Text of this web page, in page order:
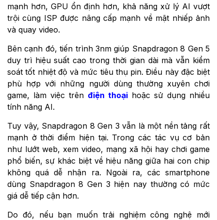
mạnh hơn, GPU ổn định hơn, khả năng xử lý AI vượt
trội cùng ISP được nâng cấp mạnh về mặt nhiếp ảnh
và quay video.
Bên cạnh đó, tiến trình 3nm giúp Snapdragon 8 Gen 5
duy trì hiệu suất cao trong thời gian dài mà vẫn kiểm
soát tốt nhiệt độ và mức tiêu thụ pin. Điều này đặc biệt
phù hợp với những người dùng thường xuyên chơi
game, làm việc trên điện thoại hoặc sử dụng nhiều
tính năng AI.
Tuy vậy, Snapdragon 8 Gen 3 vẫn là một nền tảng rất
mạnh ở thời điểm hiện tại. Trong các tác vụ cơ bản
như lướt web, xem video, mạng xã hội hay chơi game
phổ biến, sự khác biệt về hiệu năng giữa hai con chip
không quá dễ nhận ra. Ngoài ra, các smartphone
dùng Snapdragon 8 Gen 3 hiện nay thường có mức
giá dễ tiếp cận hơn.
Do đó, nếu bạn muốn trải nghiệm công nghệ mới